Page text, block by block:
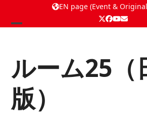
EN page (Event &
Twitter
Facebook
YouTube
Email
menu
menu
ルーム25（
版）